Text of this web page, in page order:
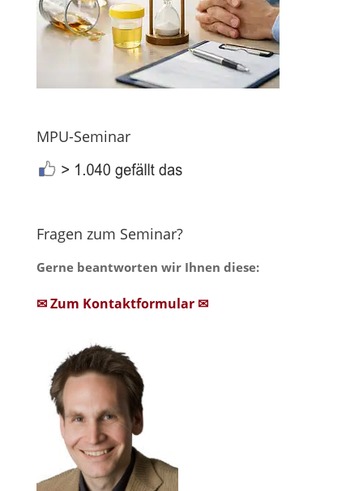
MPU-Seminar
Fragen zum Seminar?
Gerne beantworten wir Ihnen diese:
✉ Zum Kontaktformular ✉